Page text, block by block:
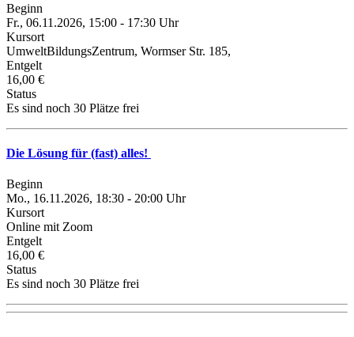
Beginn
Fr., 06.11.2026, 15:00 - 17:30 Uhr
Kursort
UmweltBildungsZentrum, Wormser Str. 185,
Entgelt
16,00 €
Status
Es sind noch 30 Plätze frei
Die Lösung für (fast) alles!
Beginn
Mo., 16.11.2026, 18:30 - 20:00 Uhr
Kursort
Online mit Zoom
Entgelt
16,00 €
Status
Es sind noch 30 Plätze frei